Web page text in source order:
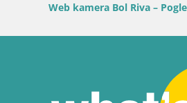
Web kamera Bol Riva – Pogled